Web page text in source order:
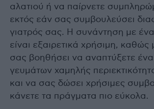
αλατιού ή να παίρνετε
εκτός εάν σας συμβουλεύσει
γιατρός σας. Η συνάντηση με
είναι εξαιρετικά χρήσιμη, καθώς
σας βοηθήσει να αναπτύξετε
γευμάτων χαμηλής
και να σας δώσει χρήσιμες
κάνετε τα πράγματα πιο εύκολα.